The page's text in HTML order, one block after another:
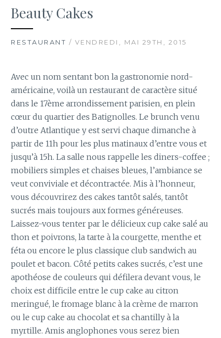
Beauty Cakes
RESTAURANT / VENDREDI, MAI 29TH, 2015
Avec un nom sentant bon la gastronomie nord-
américaine, voilà un restaurant de caractère situé
dans le 17ème arrondissement parisien, en plein
cœur du quartier des Batignolles. Le brunch venu
d’outre Atlantique y est servi chaque dimanche à
partir de 11h pour les plus matinaux d’entre vous et
jusqu’à 15h. La salle nous rappelle les diners-coffee ;
mobiliers simples et chaises bleues, l’ambiance se
veut conviviale et décontractée. Mis à l’honneur,
vous découvrirez des cakes tantôt salés, tantôt
sucrés mais toujours aux formes généreuses.
Laissez-vous tenter par le délicieux cup cake salé au
thon et poivrons, la tarte à la courgette, menthe et
féta ou encore le plus classique club sandwich au
poulet et bacon. Côté petits cakes sucrés, c’est une
apothéose de couleurs qui défilera devant vous, le
choix est difficile entre le cup cake au citron
meringué, le fromage blanc à la crème de marron
ou le cup cake au chocolat et sa chantilly à la
myrtille. Amis anglophones vous serez bien